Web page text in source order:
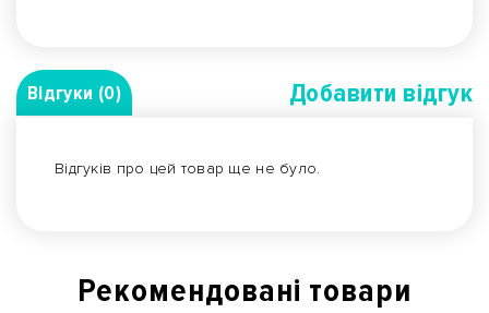
Відгуки (0) Добавити вiдгук
Відгуків про цей товар ще не було.
Рекомендованi товари